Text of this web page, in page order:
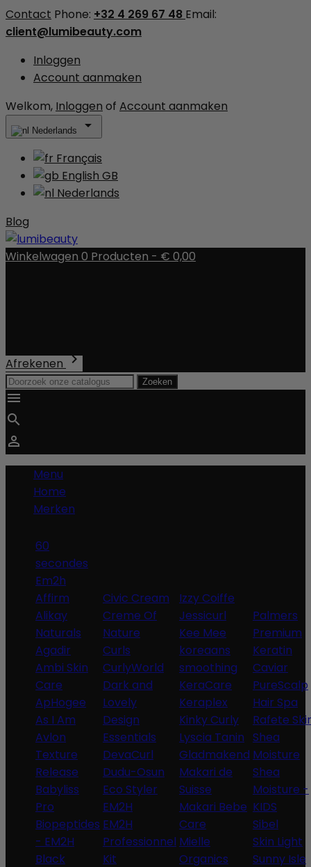
Contact Phone: +32 4 269 67 48 Email:
client@lumibeauty.com
Inloggen
Account aanmaken
Welkom, Inloggen of Account aanmaken
Nederlands 
Français
English GB
Nederlands
Blog
Winkelwagen 0 Producten - € 0,00
Afrekenen 
Zoeken



Menu
Home
Merken
60
secondes
Em2h
Affirm
Alikay
Naturals
Agadir
Ambi Skin
Care
ApHogee
As I Am
Avlon
Texture
Release
Babyliss
Pro
Biopeptides
- EM2H
Black
Civic Cream
Creme Of
Nature
Curls
CurlyWorld
Dark and
Lovely
Design
Essentials
DevaCurl
Dudu-Osun
Eco Styler
EM2H
EM2H
Professionnel
Kit
Izzy Coiffe
Jessicurl
Kee Mee
koreaans
smoothing
KeraCare
Keraplex
Kinky Curly
Lyscia Tanin
Gladmakend
Makari de
Suisse
Makari Bebe
Care
Mielle
Organics
Palmers
Premium
Keratin
Caviar
PureScalp
Hair Spa
Rafete
Shea
Moisture
Shea
Moisture -
KIDS
Sibel
Skin Light
Sunny Isle